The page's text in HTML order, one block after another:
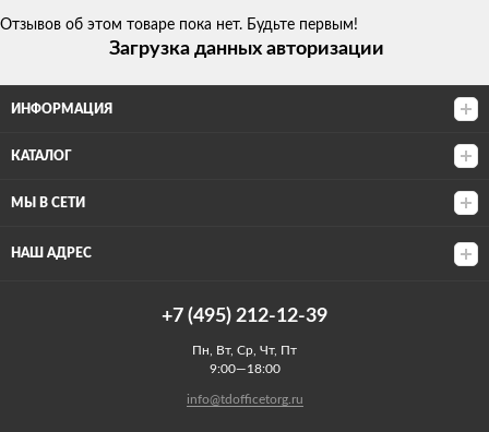
Отзывов об этом товаре пока нет. Будьте первым!
Загрузка данных авторизации
ИНФОРМАЦИЯ
КАТАЛОГ
МЫ В СЕТИ
НАШ АДРЕС
+7 (495) 212-12-39
Пн, Вт, Ср, Чт, Пт
9:00—18:00
info@tdofficetorg.ru